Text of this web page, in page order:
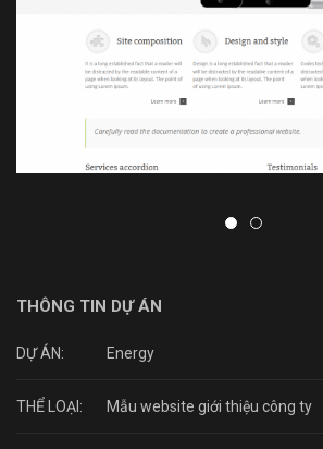
THÔNG TIN DỰ ÁN
DỰ ÁN: Energy
THỂ LOẠI: Mẫu website giới thiệu công ty